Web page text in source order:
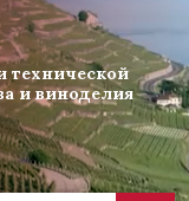
технической
и виноделия